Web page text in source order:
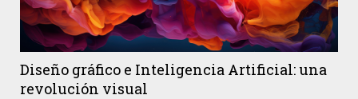
Diseño gráfico e Inteligencia Artificial: una
revolución visual